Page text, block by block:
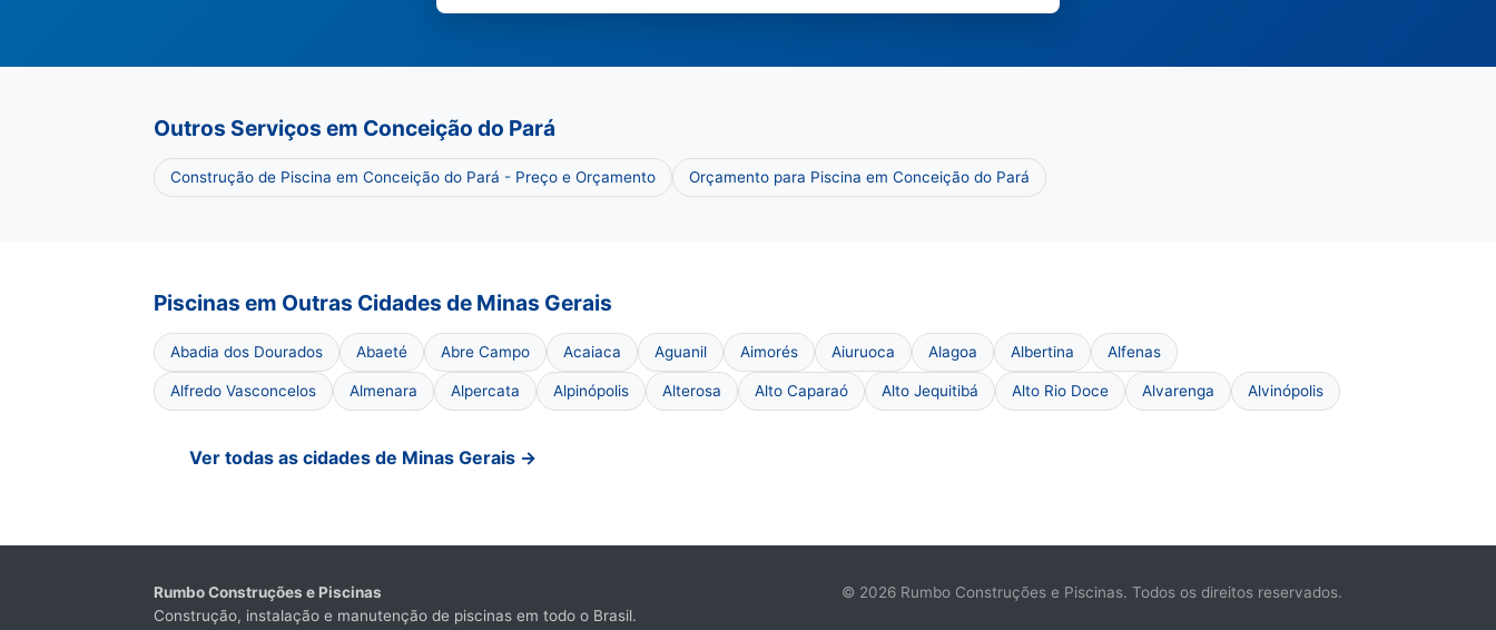
Outros Serviços em Conceição do Pará
Construção de Piscina em Conceição do Pará - Preço e Orçamento Orçamento para Piscina em Conceição do Pará
Piscinas em Outras Cidades de Minas Gerais
Abadia dos Dourados Abaeté Abre Campo Acaiaca Aguanil Aimorés Aiuruoca Alagoa Albertina Alfenas
Alfredo Vasconcelos Almenara Alpercata Alpinópolis Alterosa Alto Caparaó Alto Jequitibá Alto Rio Doce Alvarenga Alvinópolis
Ver todas as cidades de Minas Gerais →
Rumbo Construções e Piscinas
Construção, instalação e manutenção de piscinas em todo o Brasil.
© 2026 Rumbo Construções e Piscinas. Todos os direitos reservados.